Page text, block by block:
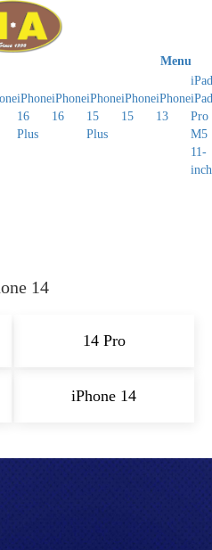
Menu
iPhone
16
Plus
iPhone
16
iPhone
15
Plus
iPhone
15
iPhone
13
iPad
iPad
Pro
M5
11-
inch
14
14 Pro
iPhone 14